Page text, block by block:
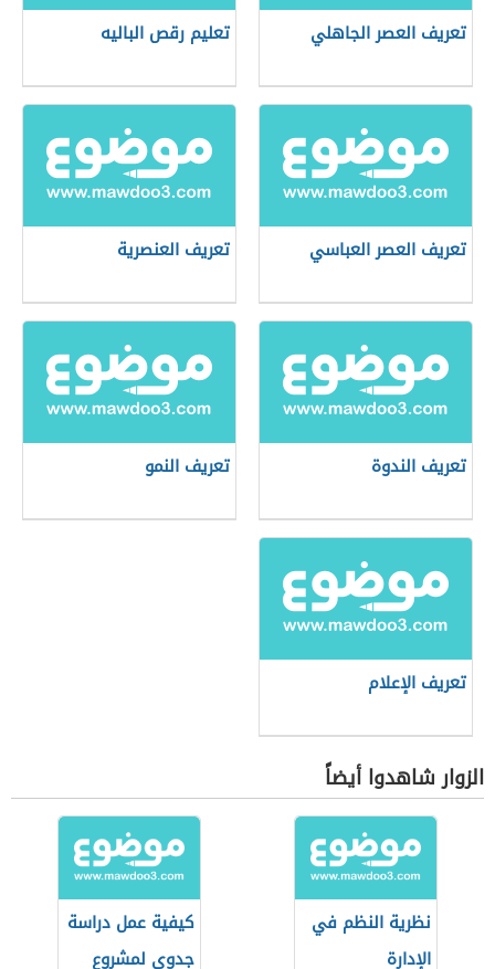
تعريف العصر الجاهلي تعليم رقص الباليه
تعريف العصر العباسي تعريف العنصرية
تعريف الندوة تعريف النمو
تعريف الإعلام
الزوار شاهدوا أيضاً
نظرية النظم في
الإدارة
كيفية عمل دراسة
جدوى لمشروع